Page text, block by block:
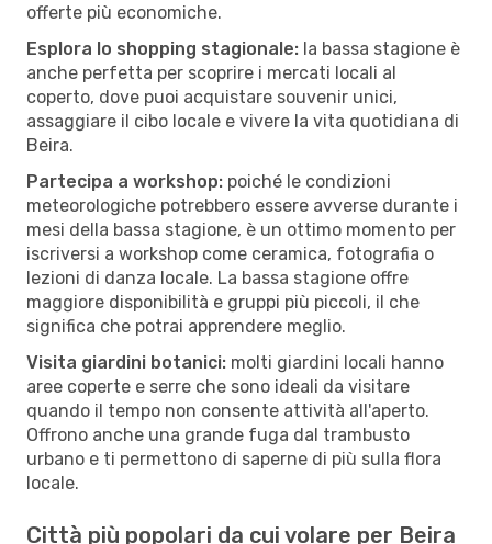
offerte più economiche.
Esplora lo shopping stagionale: la bassa stagione è
anche perfetta per scoprire i mercati locali al
coperto, dove puoi acquistare souvenir unici,
assaggiare il cibo locale e vivere la vita quotidiana di
Beira.
Partecipa a workshop: poiché le condizioni
meteorologiche potrebbero essere avverse durante i
mesi della bassa stagione, è un ottimo momento per
iscriversi a workshop come ceramica, fotografia o
lezioni di danza locale. La bassa stagione offre
maggiore disponibilità e gruppi più piccoli, il che
significa che potrai apprendere meglio.
Visita giardini botanici: molti giardini locali hanno
aree coperte e serre che sono ideali da visitare
quando il tempo non consente attività all'aperto.
Offrono anche una grande fuga dal trambusto
urbano e ti permettono di saperne di più sulla flora
locale.
Città più popolari da cui volare per Beira